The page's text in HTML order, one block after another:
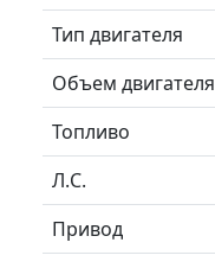
Тип двигателя
Объем двигателя
Топливо
Л.C.
Привод